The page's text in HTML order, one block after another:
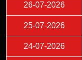
26-07-2026
25-07-2026
24-07-2026